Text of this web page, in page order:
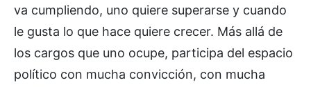
va cumpliendo, uno quiere superarse y cuando
le gusta lo que hace quiere crecer. Más allá de
los cargos que uno ocupe, participa del espacio
político con mucha convicción, con mucha